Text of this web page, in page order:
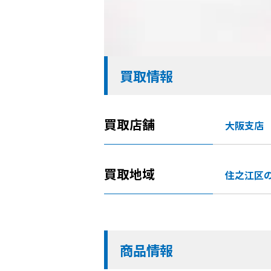
買取情報
買取店舗 大阪支店
買取地域 住之江区
商品情報